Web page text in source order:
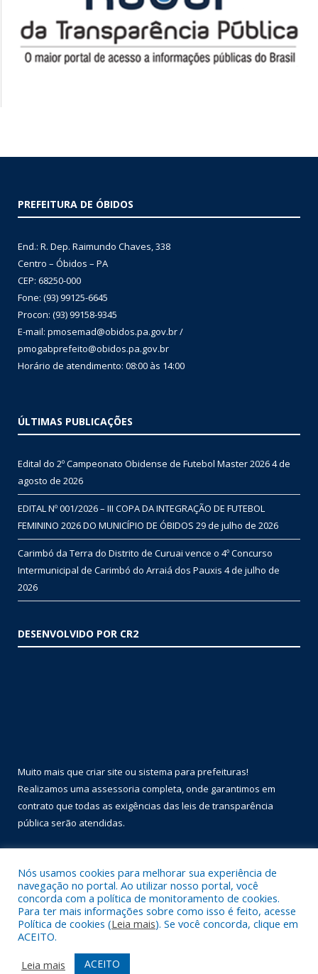
PREFEITURA DE ÓBIDOS
End.: R. Dep. Raimundo Chaves, 338
Centro – Óbidos – PA
CEP: 68250-000
Fone: (93) 99125-6645
Procon: (93) 99158-9345
E-mail: pmosemad@obidos.pa.gov.br /
pmogabprefeito@obidos.pa.gov.br
Horário de atendimento: 08:00 às 14:00
ÚLTIMAS PUBLICAÇÕES
Edital do 2º Campeonato Obidense de Futebol Master 20264 de
agosto de 2026
EDITAL Nº 001/2026 – III COPA DA INTEGRAÇÃO DE FUTEBOL
FEMININO 2026 DO MUNICÍPIO DE ÓBIDOS 29 de julho de 2026
Carimbó da Terra do Distrito de Curuai vence o 4º Concurso
Intermunicipal de Carimbó do Arraiá dos Pauxis 4 de julho de
2026
DESENVOLVIDO POR CR2
Muito mais que criar site ou sistema para prefeituras!
Realizamos uma assessoria completa, onde garantimos em
contrato que todas as exigências das leis de transparência
pública serão atendidas.
Todos os direitos reservados a Prefeitura Municipal de Óbidos.
Mapa do Site
Acessar Área Administrativa
Nós usamos cookies para melhorar sua experiência de
navegação no portal. Ao utilizar nosso portal, você
concorda com a política de monitoramento de cookies.
Para ter mais informações sobre como isso é feito, acesse
Política de cookies (Leia mais). Se você concorda, clique em
ACEITO.
Leia mais
ACEITO